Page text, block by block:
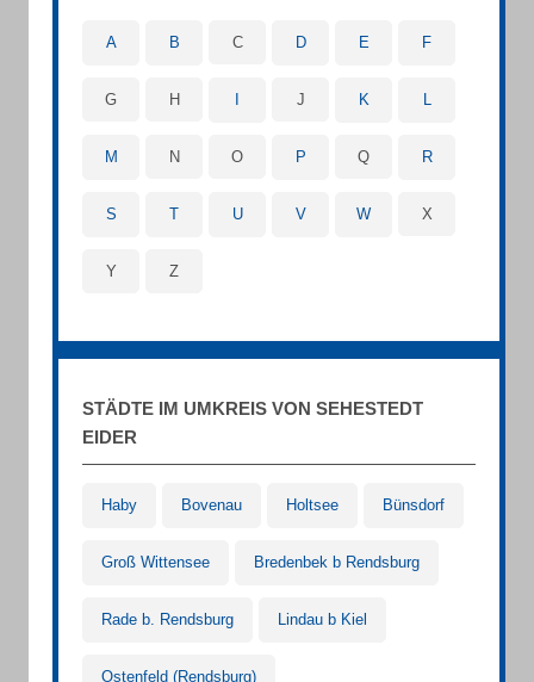
A B C D E F
G H J K L
M N O P Q R
S T U V W X
Y Z
STÄDTE IM UMKREIS VON SEHESTEDT
EIDER
Haby Bovenau Holtsee Bünsdorf
Groß Wittensee Bredenbek b Rendsburg
Rade b. Rendsburg Lindau b Kiel
Ostenfeld (Rendsburg)